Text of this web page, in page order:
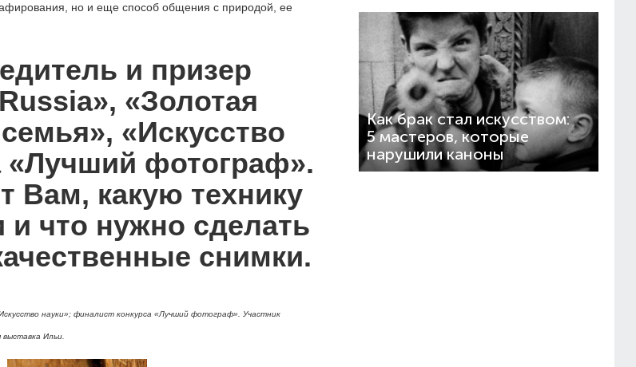
но и еще способ общения с природой, ее
и призер
«Золотая
«Искусство
«Лучший фотограф».
Вам, какую технику
что нужно сделать
снимки.
науки»; финалист конкурса «Лучший фотограф». Участник
Ильи.
Как брак стал искусством:
5 мастеров, которые
нарушили каноны